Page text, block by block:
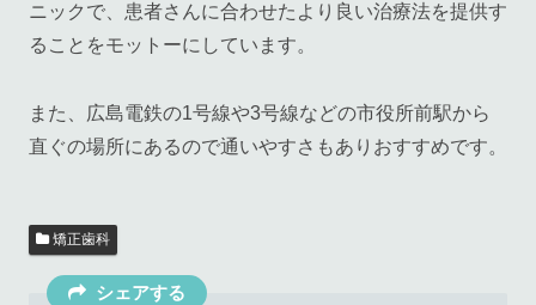
ニックで、患者さんに合わせたより良い治療法を提供す
ることをモットーにしています。
また、広島電鉄の1号線や3号線などの市役所前駅から
直ぐの場所にあるので通いやすさもありおすすめです。
矯正歯科
シェアする